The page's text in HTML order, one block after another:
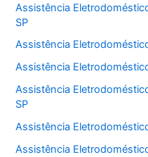
Assistência
SP
Assistência
Assistência
Assistência
SP
Assistência
Assistência